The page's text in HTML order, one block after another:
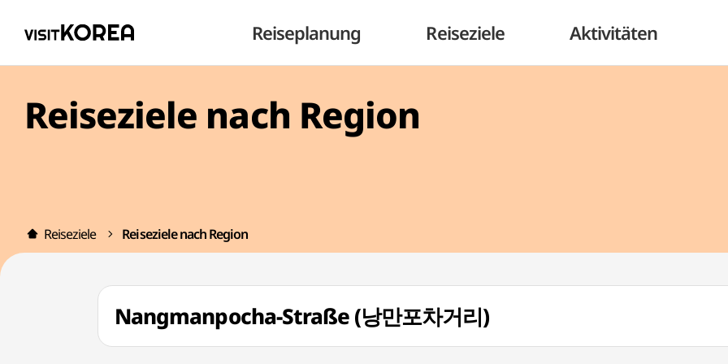
Reiseplanung Reiseziele Aktivitäten
Reiseziele nach Region
Reiseziele Reiseziele nach Region
Nangmanpocha-Straße (낭만포차거리)